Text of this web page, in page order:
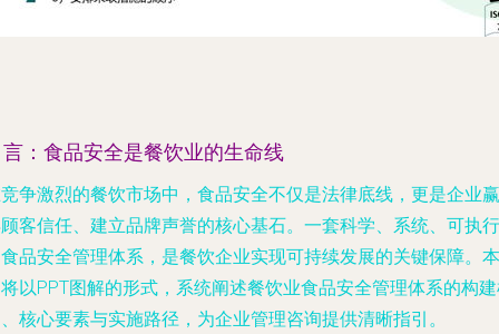
：食品安全是餐饮业的生命线
争激烈的餐饮市场中，食品安全不仅是法律底线，更是企业赢
客信任、建立品牌声誉的核心基石。一套科学、系统、可执行
品安全管理体系，是餐饮企业实现可持续发展的关键保障。本
以PPT图解的形式，系统阐述餐饮业食品安全管理体系的构
核心要素与实施路径，为企业管理咨询提供清晰指引。